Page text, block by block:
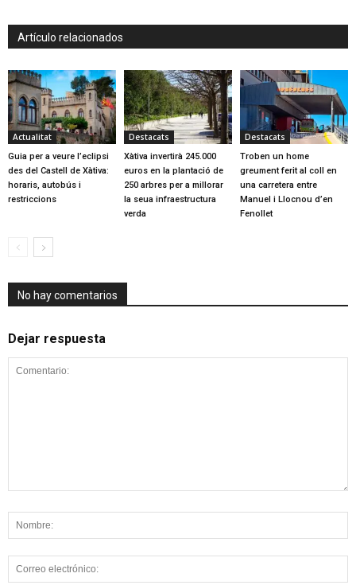
Artículo relacionados
Actualitat
Guia per a veure l’eclipsi
des del Castell de Xàtiva:
horaris, autobús i
restriccions
Destacats
Xàtiva invertirà 245.000
euros en la plantació de
250 arbres per a millorar
la seua infraestructura
verda
Destacats
Troben un home
greument ferit al coll en
una carretera entre
Manuel i Llocnou d’en
Fenollet
No hay comentarios
Dejar respuesta